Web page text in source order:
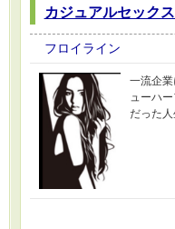
カジュアルセック
フロイライン
一流企
ューハ
だった人